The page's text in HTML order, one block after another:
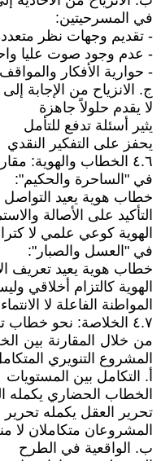
في المسرحيتين:
- تقديم وجهات نظر
- عدم وجود صوت عليا
- حوارية الأفكار والمواقف
ج. الانزياح من الإجابة
لا يقدم حلولاً جاهزة
يثير أسئلة تدفع للتأمل
يحفز على التفكير النقدي
٤.٦ الخطاب والهوية: مقارنة في الرؤية الحضارية
في "الساحرة والحكيم":
خطاب هوية يعيد
التأكيد على الأصالة
الهوية كوعي علمي لا
في "العسل والصبار":
خطاب هوية يعيد تعريف
الهوية كالتزام أخلاقي
المواطنة الفاعلة لا
٤.٧ الخلاصة: نحو خطاب تنويري متكامل
من خلال المقارنة بين
المشروع التنويري
أ. التكامل بين المستويات
الخطاب الحضاري يكمله
تحرير العقل يكمله تحرير
المشروعان متكاملان لا
ب. الواقعية في الطرح